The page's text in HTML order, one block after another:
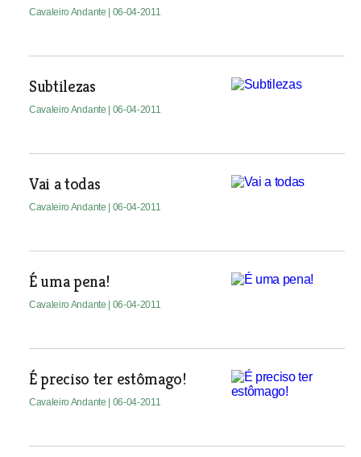
Cavaleiro Andante | 06-04-2011
Subtilezas
Cavaleiro Andante | 06-04-2011
Vai a todas
Cavaleiro Andante | 06-04-2011
É uma pena!
Cavaleiro Andante | 06-04-2011
É preciso ter estômago!
Cavaleiro Andante | 06-04-2011